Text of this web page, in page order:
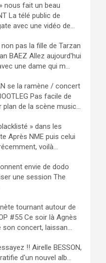
nous fait un beau
La télé public de
avec une vidéo de...
pas la fille de Tarzan
BAEZ Allez aujourd'hui
une dame qui m...
se la ramène / concert
Pas facile de
plan de la scène music...
» dans les
Après NME puis celui
voilà...
envie de dodo
une session The
tournant autour de
#55 Ce soir là Agnès
son concert, laissan...
!! Airelle BESSON,
d'un nouvel alb...